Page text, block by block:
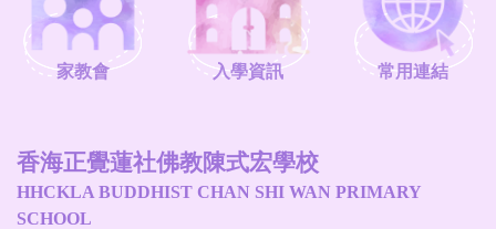
家教會 入學資訊 常用連結
香海正覺蓮社佛教陳式宏學校
HHCKLA BUDDHIST CHAN SHI WAN PRIMARY
SCHOOL